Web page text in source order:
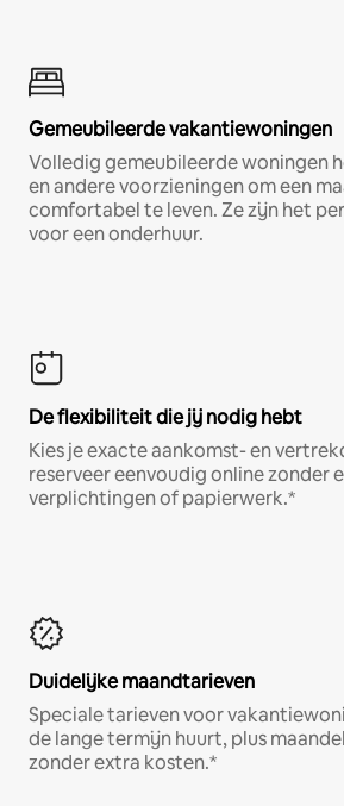
Gemeubileerde vakantiewoningen
Volledig gemeubileerde woningen
en andere voorzieningen om een
comfortabel te leven. Ze zijn het
voor een onderhuur.
De flexibiliteit die jij nodig hebt
Kies je exacte aankomst- en
reserveer eenvoudig online zonder
verplichtingen of papierwerk.*
Duidelijke maandtarieven
Speciale tarieven voor
de lange termijn huurt, plus
zonder extra kosten.*